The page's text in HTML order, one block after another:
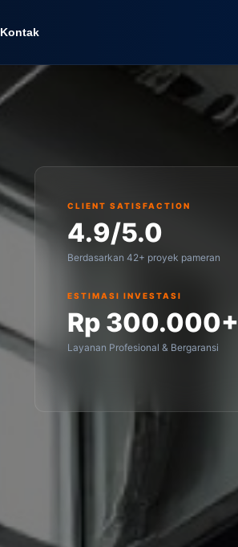
Kontak
CLIENT SATISFACTION
4.9/5.0
Berdasarkan 42+ proyek pameran
ESTIMASI INVESTASI
Rp 300.000+
Layanan Profesional & Bergaransi